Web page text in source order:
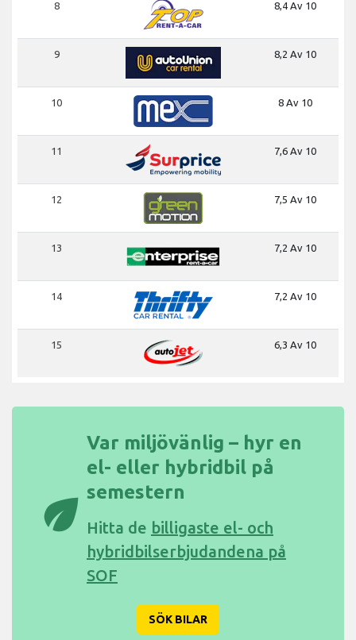
8 8,4 Av 10
9 8,2 Av 10
10 8 Av 10
11 7,6 Av 10
12 7,5 Av 10
13 7,2 Av 10
14 7,2 Av 10
15 6,3 Av 10
eco
Var miljövänlig – hyr en
el- eller hybridbil på
semestern
Hitta de billigaste el- och
hybridbilserbjudandena på
SOF
SÖK BILAR